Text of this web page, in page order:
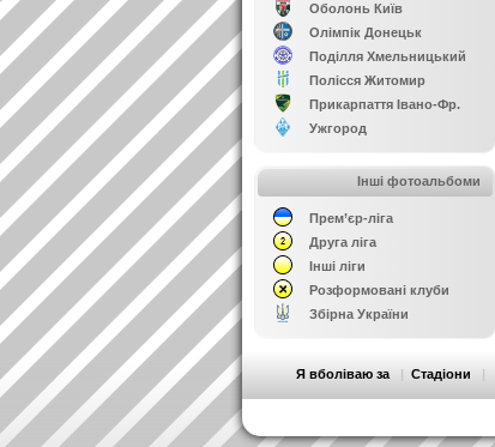
Оболонь Київ
Олімпік Донецьк
Поділля Хмельницький
Полісся Житомир
Прикарпаття Івано-Фр.
Ужгород
Інші фотоальбоми
Прем’єр-ліга
Друга ліга
Інші ліги
Розформовані клуби
Збірна України
Я вболіваю за | Стадіони |